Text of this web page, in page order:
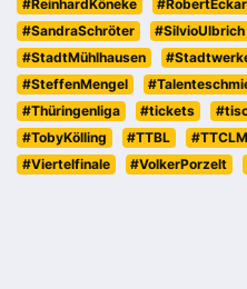
#ReinhardKöneke
#SandraSchröter
#SilvioUlbrich
#StadtMühlhausen
#SteffenMengel
#Thüringenliga
#tickets
#TobyKölling
#TTBL #TTCLM
#Viertelfinale
#VolkerPorzelt